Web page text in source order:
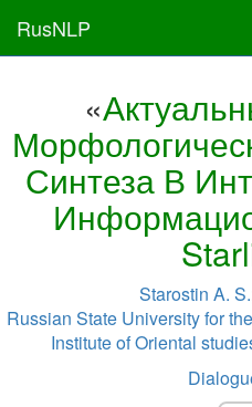
RusNLP
«
Синтеза В
Starostin A. S.
Russian State University for
Institute of Oriental